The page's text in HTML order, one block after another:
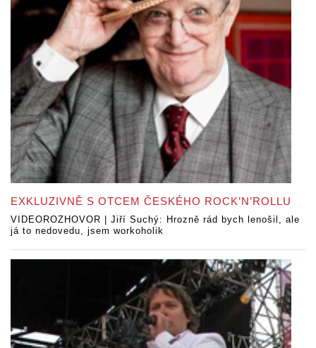
EXKLUZIVNĚ S OTCEM ČESKÉHO ROCK’N’ROLLU
VIDEOROZHOVOR | Jiří Suchý: Hrozně rád bych lenošil, ale
já to nedovedu, jsem workoholik